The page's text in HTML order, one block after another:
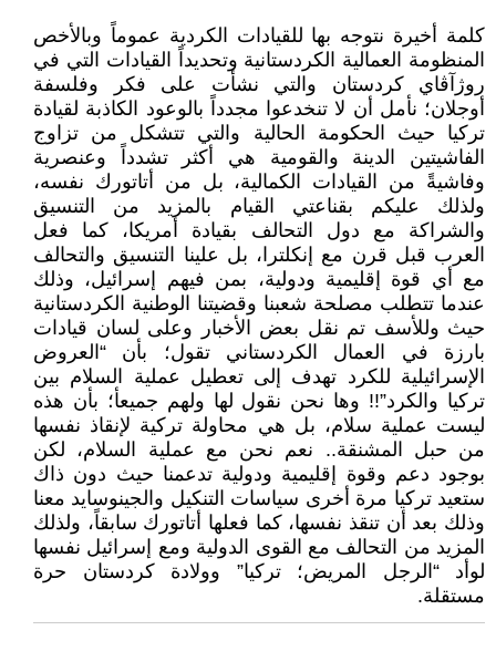
كلمة أخيرة نتوجه بها للقيادات الكردية عموماً وبالأخص
المنظومة العمالية الكردستانية وتحديداً القيادات التي في
روژآڤاي كردستان والتي نشأت على فكر وفلسفة
أوجلان؛ نأمل أن لا تنخدعوا مجدداً بالوعود الكاذبة لقيادة
تركيا حيث الحكومة الحالية والتي تتشكل من تزاوج
الفاشيتين الدينة والقومية هي أكثر تشدداً وعنصرية
وفاشيةً من القيادات الكمالية، بل من أتاتورك نفسه،
ولذلك عليكم بقناعتي القيام بالمزيد من التنسيق
والشراكة مع دول التحالف بقيادة أمريكا، كما فعل
العرب قبل قرن مع إنكلترا، بل علينا التنسيق والتحالف
مع أي قوة إقليمية ودولية، بمن فيهم إسرائيل، وذلك
عندما تتطلب مصلحة شعبنا وقضيتنا الوطنية الكردستانية
حيث وللأسف تم نقل بعض الأخبار وعلى لسان قيادات
بارزة في العمال الكردستاني تقول؛ بأن “العروض
الإسرائيلية للكرد تهدف إلى تعطيل عملية السلام بين
تركيا والكرد”!! وها نحن نقول لها ولهم جميعأ؛ بأن هذه
ليست عملية سلام، بل هي محاولة تركية لإنقاذ نفسها
من حبل المشنقة.. نعم نحن مع عملية السلام، لكن
بوجود دعم وقوة إقليمية ودولية تدعمنا حيث دون ذاك
ستعيد تركيا مرة أخرى سياسات التنكيل والجينوسايد معنا
وذلك بعد أن تنقذ نفسها، كما فعلها أتاتورك سابقاً، ولذلك
المزيد من التحالف مع القوى الدولية ومع إسرائيل نفسها
لوأد “الرجل المريض؛ تركيا” وولادة كردستان حرة
مستقلة.